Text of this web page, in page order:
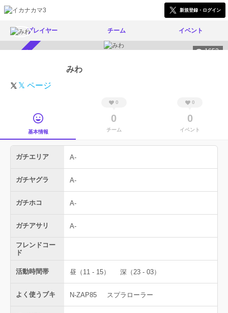
新規登録・ログイン
プレイヤー チーム イベント
1653
みわ
𝕏 ページ
基本情報
0
0
チーム
0
0
イベント
ガチエリア A-
ガチヤグラ A-
ガチホコ A-
ガチアサリ A-
フレンドコー
ド
活動時間帯 昼（11 - 15） 深（23 - 03）
よく使うブキ N-ZAP85 スプラローラー